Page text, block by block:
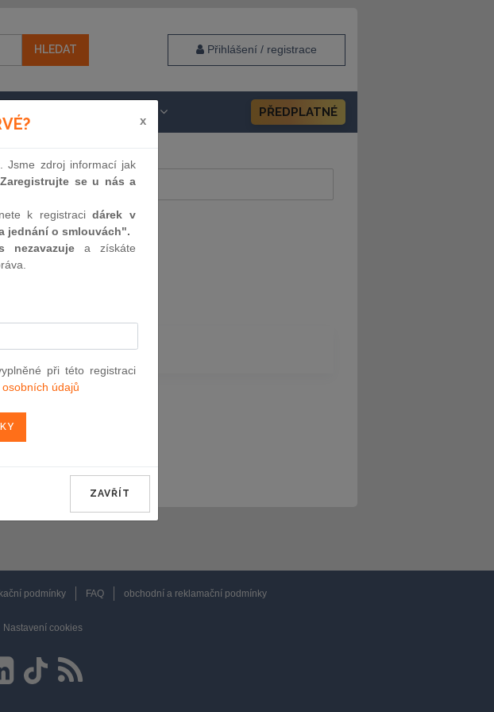
Přihlášení / registrace
AKTUÁLNĚ PŘEDPLATNÉ
podmínky FAQ obchodní a reklamační podmínky
Nastavení cookies
x
Jsme zdroj informací jak
Zaregistrujte se u nás a
k registracidárek v
jednání o smlouvách".
nezavazuje a získáte
při této registraci
údajů
ZAVŘÍT